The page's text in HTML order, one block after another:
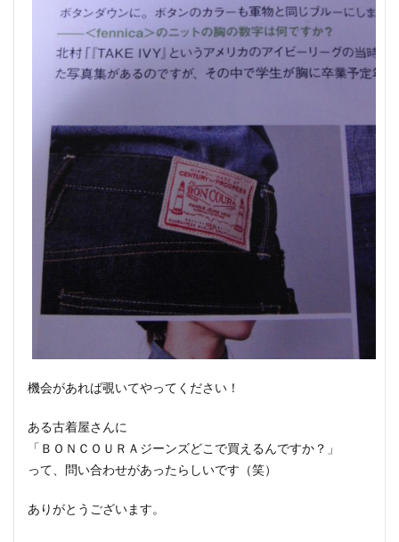
機会があれば覗いてやってください！
ある古着屋さんに
「ＢＯＮＣＯＵＲＡジーンズどこで買えるんですか？」
って、問い合わせがあったらしいです（笑）
ありがとうございます。